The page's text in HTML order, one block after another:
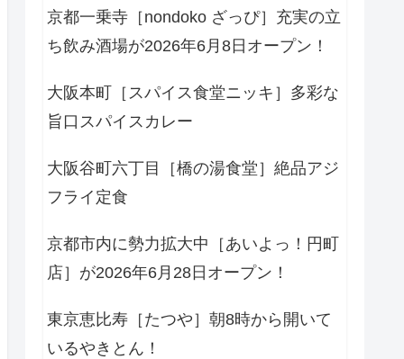
京都一乗寺［nondoko ざっぴ］充実の立
ち飲み酒場が2026年6月8日オープン！
大阪本町［スパイス食堂ニッキ］多彩な
旨口スパイスカレー
大阪谷町六丁目［橋の湯食堂］絶品アジ
フライ定食
京都市内に勢力拡大中［あいよっ！円町
店］が2026年6月28日オープン！
東京恵比寿［たつや］朝8時から開いて
いるやきとん！